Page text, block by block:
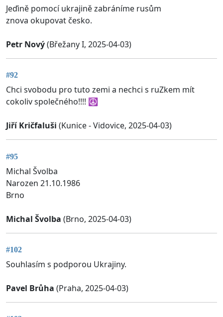
Jeďině pomocí ukrajině zabráníme rusům
znova okupovat česko.
Petr Nový(Břežany I, 2025-04-03)
#92
Chci svobodu pro tuto zemi a nechci s ruZkem mít
cokoliv společného!!!! ☮️
Jiří Kričfaluši (Kunice - Vidovice, 2025-04-03)
#95
Michal Švolba
Narozen 21.10.1986
Brno
Michal Švolba (Brno, 2025-04-03)
#102
Souhlasím s podporou Ukrajiny.
Pavel Brůha (Praha, 2025-04-03)